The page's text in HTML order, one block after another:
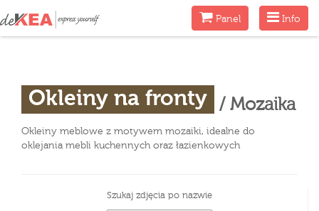
Menu
Info
MenuPanel
Okleiny na fronty / Mozaika
Okleiny meblowe z motywem mozaiki, idealne do
oklejania mebli kuchennych oraz łazienkowych
Szukaj zdjęcia po nazwie